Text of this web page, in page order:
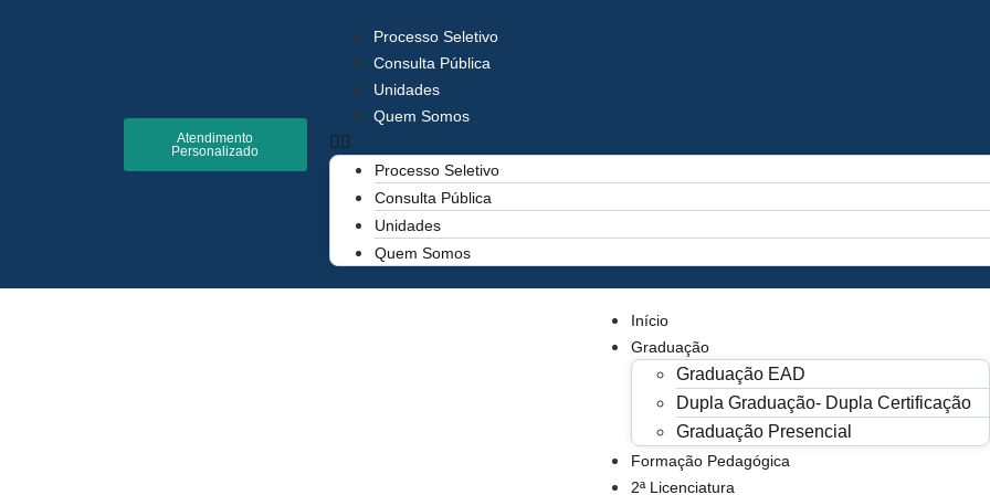
Atendimento
Personalizado
Processo Seletivo
Consulta Pública
Unidades
Quem Somos
Processo Seletivo
Consulta Pública
Unidades
Quem Somos
Início
Graduação
Graduação EAD
Dupla Graduação- Dupla Certificação
Graduação Presencial
Formação Pedagógica
2ª Licenciatura